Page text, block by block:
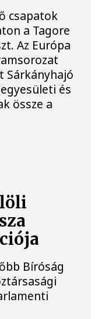
csapatok
a Tagore
Az Európa
Sárkányhajó
és
össze a
Bíróság